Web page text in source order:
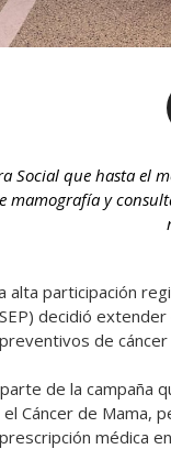
Social que hasta el
mamografía y
alta participación
decidió
de cáncer
de la campaña
Cáncer de Mama,
médica